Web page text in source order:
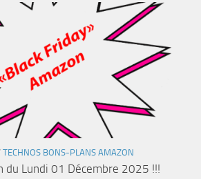
TECHNOS BONS-PLANS AMAZON
du Lundi 01 Décembre 2025 !!!